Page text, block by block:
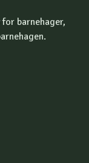
barnehager,